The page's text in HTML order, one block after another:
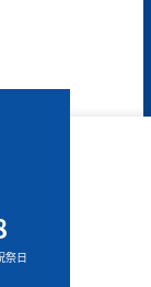
祭日